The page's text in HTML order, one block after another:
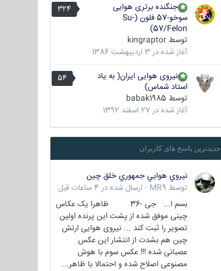
324
جنگنده برتری هوایی
سوخو-57 فلون (Su-
57/Felon)
توسط kingraptor
آغاز شده در 3 اردیبهشت 1386
54
نیروی هوایی ایران( به یاد
استاد شماس)
توسط babak1985
آغاز شده در 27 اسفند 1392
جدیدترین پاسخ های کاربران
نيروي هوايي جمهوري خلق چين
توسط MR9
· ارسال شده در 4 ساعات قبل
بسم ا... جی -36 ظاهرا یک عکاس
چینی موفق شده از پشت این پرنده اولین
تصویر را ثبت کند ... نیروی هوایی ارتش
چین هم بشدت از انتشار این عکس
عصبانی شده !!! عکس سوم با هوش
مصنوعی اصلاح شده و احتمالا با ظاهر...